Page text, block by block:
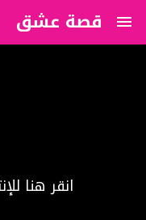
قصة عشق
?>
انقر هنا